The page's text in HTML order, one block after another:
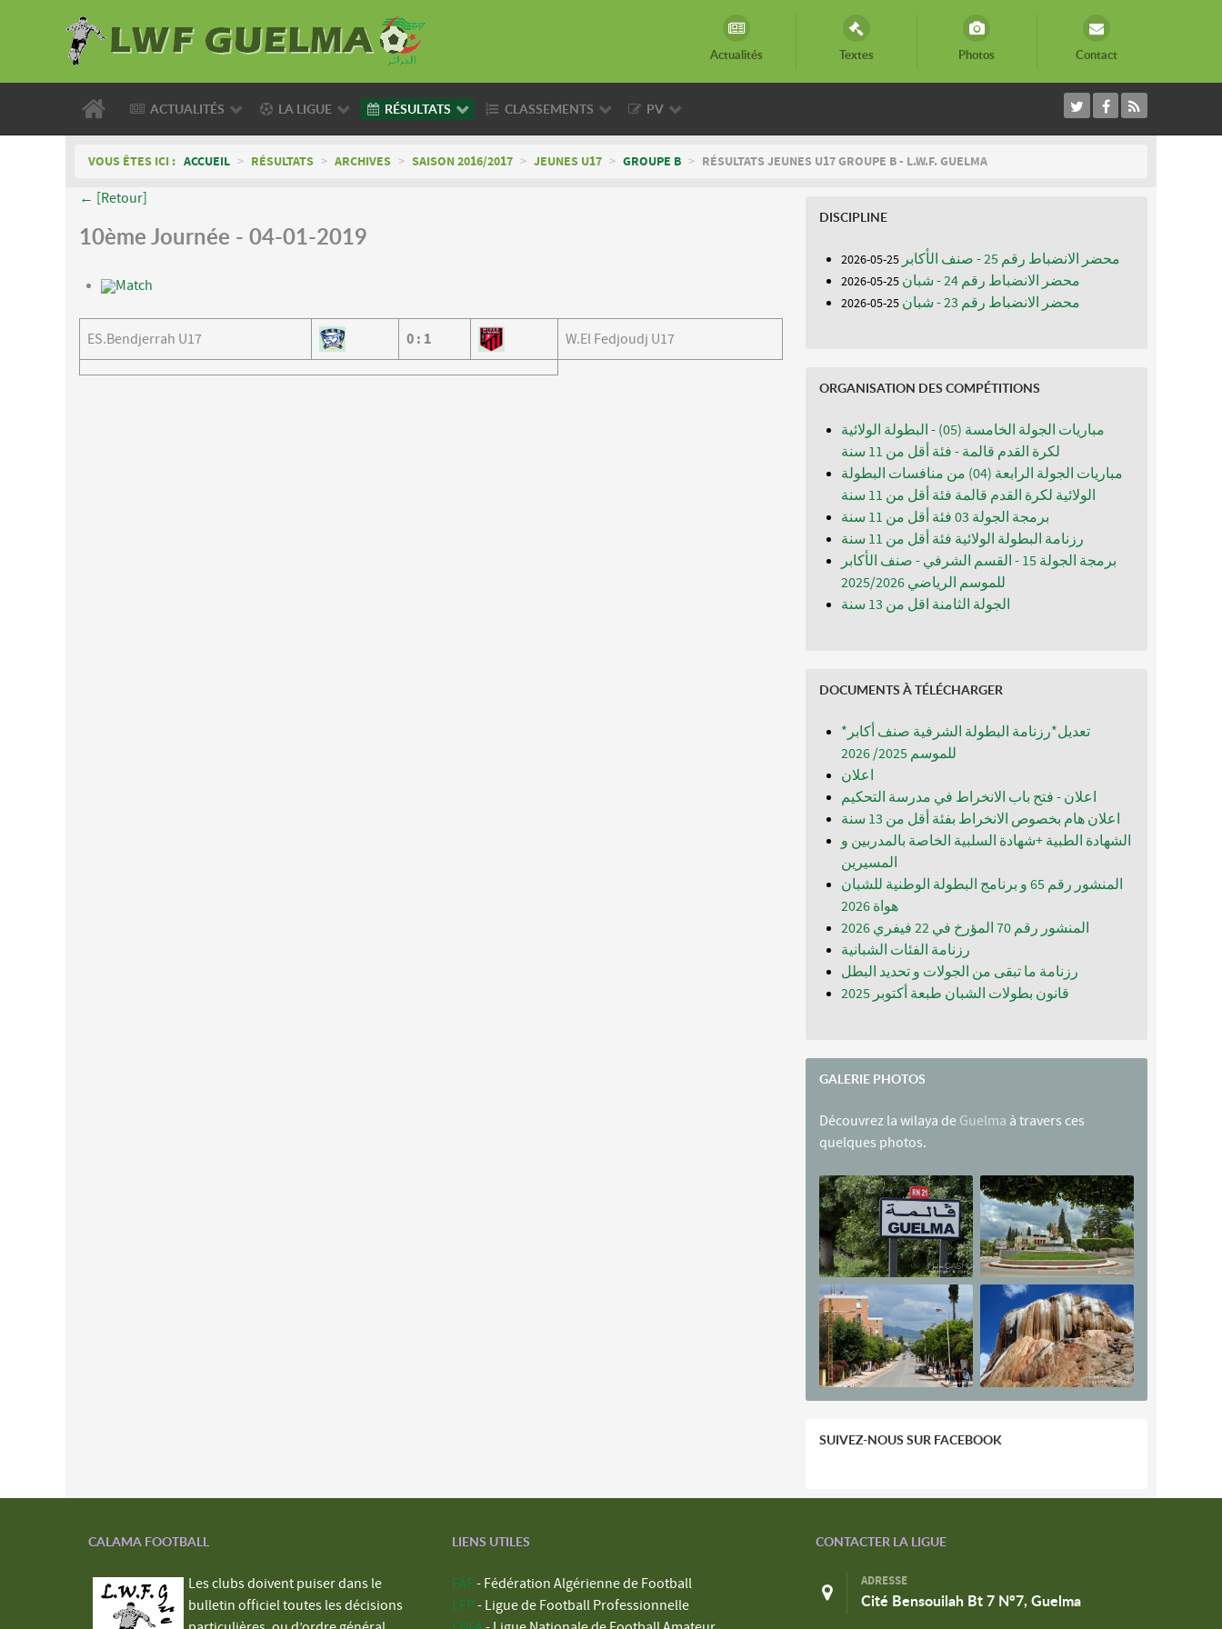
Actualités Textes Photos Contact
ACTUALITÉS LA LIGUE RÉSULTATS CLASSEMENTS PV
VOUS ÊTES ICI : ACCUEIL > RÉSULTATS > ARCHIVES > SAISON 2016/2017 > JEUNES U17 > GROUPE B > RÉSULTATS JEUNES U17 GROUPE B - L.W.F. GUELMA
← [Retour]
10ème Journée - 04-01-2019
Match
ES.Bendjerrah U17 0 : 1 W.El Fedjoudj U17
DISCIPLINE
محضر الانضباط رقم 25 - صنف الأكابر 25-05-2026
محضر الانضباط رقم 24 - شبان 25-05-2026
محضر الانضباط رقم 23 - شبان 25-05-2026
ORGANISATION DES COMPÉTITIONS
مباريات الجولة الخامسة (05) - البطولة الولائية
لكرة القدم قالمة - فئة أقل من 11 سنة
مباريات الجولة الرابعة (04) من منافسات البطولة
الولائية لكرة القدم قالمة فئة أقل من 11 سنة
برمجة الجولة 03 فئة أقل من 11 سنة
رزنامة البطولة الولائية فئة أقل من 11 سنة
برمجة الجولة 15 - القسم الشرفي - صنف الأكابر
للموسم الرياضي 2025/2026
الجولة الثامنة اقل من 13 سنة
DOCUMENTS À TÉLÉCHARGER
*تعديل*رزنامة البطولة الشرفية صنف أكابر
للموسم 2025/ 2026
اعلان
اعلان - فتح باب الانخراط في مدرسة التحكيم
اعلان هام بخصوص الانخراط بفئة أقل من 13 سنة
الشهادة الطبية +شهادة السلبية الخاصة بالمدربين و
المسيرين
المنشور رقم 65 و برنامج البطولة الوطنية للشبان
المنشور رقم 70 المؤرخ في 22 فيفري 2026
رزنامة الفئات الشبانية
رزنامة ما تبقى من الجولات و تحديد البطل
قانون بطولات الشبان طبعة أكتوبر 2025
GALERIE PHOTOS
Découvrez la wilaya de Guelma à travers ces
quelques photos.
SUIVEZ-NOUS SUR FACEBOOK
CALAMA FOOTBALL
Les clubs doivent puiser dans le
bulletin officiel toutes les décisions
LIENS UTILES
FAF - Fédération Algérienne de Football
LFP - Ligue de Football Professionnelle
CONTACTER LA LIGUE
ADRESSE
Cité Bensouilah Bt 7 N°7, Guelma